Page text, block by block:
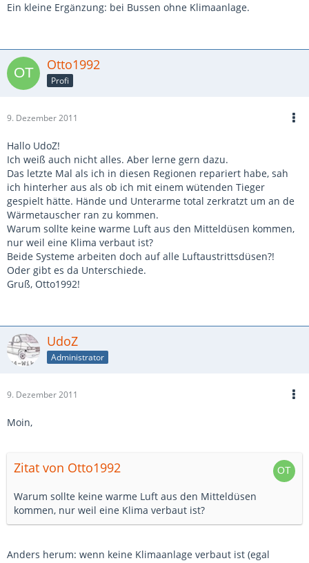
Ein kleine Ergänzung: bei Bussen ohne Klimaanlage.
Otto1992
Profi
9. Dezember 2011
Hallo UdoZ!
Ich weiß auch nicht alles. Aber lerne gern dazu.
Das letzte Mal als ich in diesen Regionen repariert habe, sah
ich hinterher aus als ob ich mit einem wütenden Tieger
gespielt hätte. Hände und Unterarme total zerkratzt um an de
Wärmetauscher ran zu kommen.
Warum sollte keine warme Luft aus den Mitteldüsen kommen,
nur weil eine Klima verbaut ist?
Beide Systeme arbeiten doch auf alle Luftaustrittsdüsen?!
Oder gibt es da Unterschiede.
Gruß, Otto1992!
UdoZ
Administrator
9. Dezember 2011
Moin,
Zitat von Otto1992
Warum sollte keine warme Luft aus den Mitteldüsen
kommen, nur weil eine Klima verbaut ist?
Anders herum: wenn keine Klimaanlage verbaut ist (egal